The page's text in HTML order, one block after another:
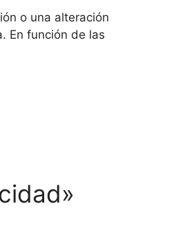
o una alteración
En función de las